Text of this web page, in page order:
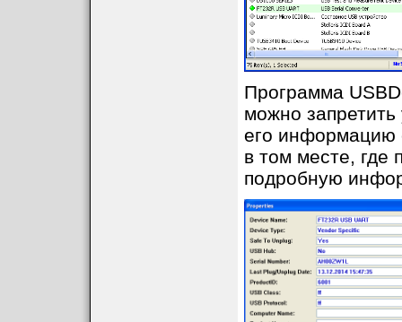
Программа
можно запретить
его информацию
в том месте, где
подробную